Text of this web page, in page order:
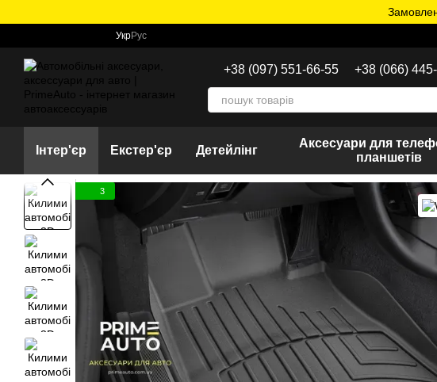
УкрРус
+38 (097) 551-66-55 +38 (066)
Інтер'єр Екстер'єр Детейлінг
Аксесуари для
планшетів
3